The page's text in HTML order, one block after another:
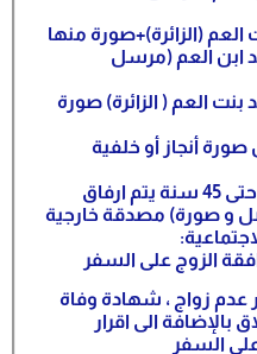
(الزائرة)+صورة منها
ابن العم (مرسل
العم ( الزائرة) صورة
أنجاز أو خلفية
للسيدات من سن 18 حتى 45 سنة يتم ارفاق
و صورة) مصدقة خارجية
الزوج على السفر
عدم زواج ، شهادة وفاة
الى اقرار
السفر